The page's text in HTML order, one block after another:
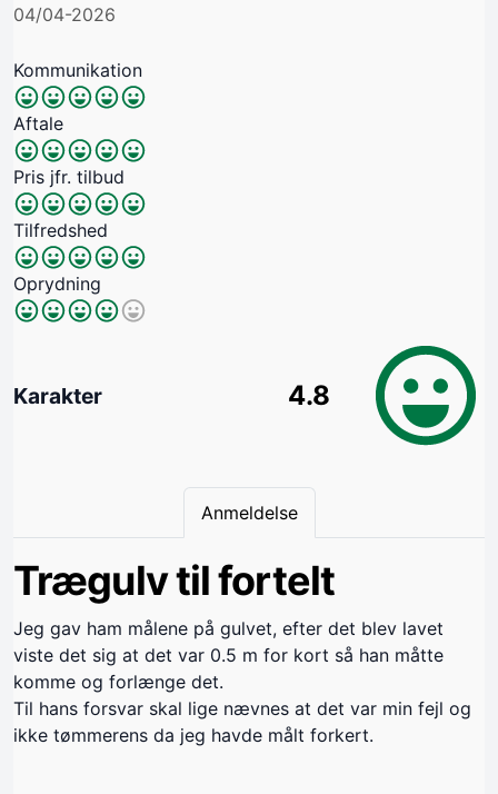
04/04-2026
Kommunikation
Aftale
Pris jfr. tilbud
Tilfredshed
Oprydning
Karakter 4.8
Anmeldelse
Trægulv til fortelt
Jeg gav ham målene på gulvet, efter det blev lavet
viste det sig at det var 0.5 m for kort så han måtte
komme og forlænge det.
Til hans forsvar skal lige nævnes at det var min fejl og
ikke tømmerens da jeg havde målt forkert.